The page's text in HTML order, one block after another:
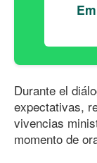
Durante el
expectativas,
vivencias
momento de